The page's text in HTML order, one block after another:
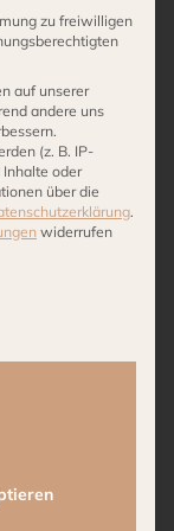
einfache
zu freiwilligen
auf unserer
andere uns
(z. B. IP-
Inhalte oder
über die
.
widerrufen
für die eine